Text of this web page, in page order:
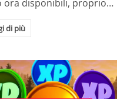
ora disponibili, proprio…
di più